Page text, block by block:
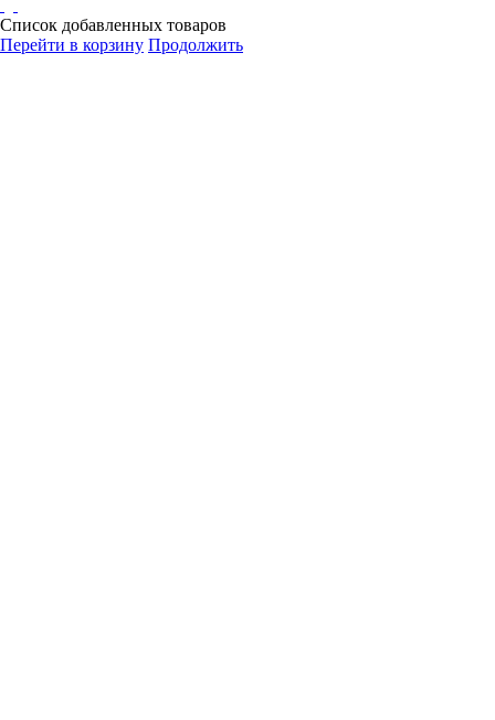
Список добавленных товаров
Перейти в корзину Продолжить